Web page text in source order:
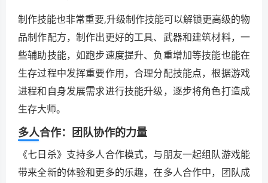
制作技能也非常重要,升级制作技能可以解锁更高级的物
品制作配方，制作出更好的工具、武器和建筑材料，一
些辅助技能，如跑步速度提升、负重增加等技能也能在
生存过程中发挥重要作用，合理分配技能点，根据游戏
进程和自身发展需求进行技能升级，逐步将角色打造成
生存大师。
多人合作：团队协作的力量
《七日杀》支持多人合作模式，与朋友一起组队游戏能
带来全新的体验和更多的乐趣，在多人合作中，团队成